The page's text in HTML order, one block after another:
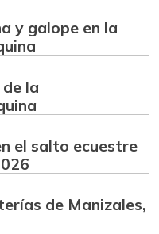
+23,30%
$ 5.289,00
$ 9.000,00
-
y galope en la
la
el salto ecuestre
de Manizales,